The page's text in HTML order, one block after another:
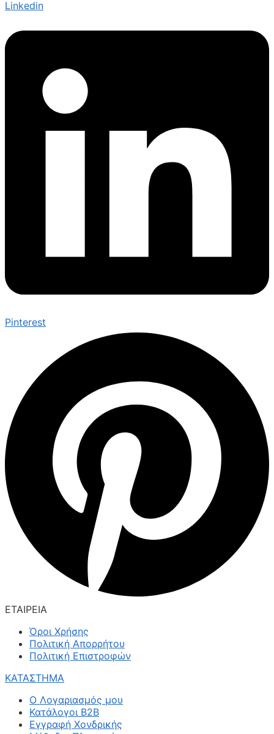
Linkedin
Pinterest
ΕΤΑΙΡΕΙΑ
Όροι Χρήσης
Πολιτική Απορρήτου
Πολιτική Επιστροφών
ΚΑΤΑΣΤΗΜΑ
Ο Λογαριασμός μου
Κατάλογοι B2B
Εγγραφή Χονδρικής